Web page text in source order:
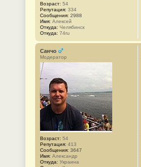
Возраст: 54
Репутация: 334
Сообщения: 2988
Имя: Алексей
Откуда: Челябинск
Откуда: 74ru
Санчо
Модератор
Возраст: 54
Репутация: 413
Сообщения: 3647
Имя: Александр
Откуда: Украина